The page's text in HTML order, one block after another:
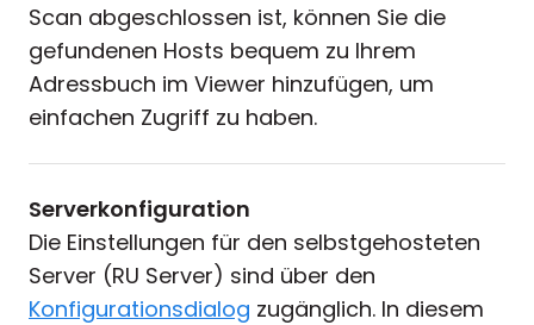
Scan abgeschlossen ist, können Sie die
gefundenen Hosts bequem zu Ihrem
Adressbuch im Viewer hinzufügen, um
einfachen Zugriff zu haben.
Serverkonfiguration
Die Einstellungen für den selbstgehosteten
Server (RU Server) sind über den
Konfigurationsdialog zugänglich. In diesem